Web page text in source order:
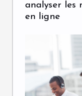
analyser les
en ligne